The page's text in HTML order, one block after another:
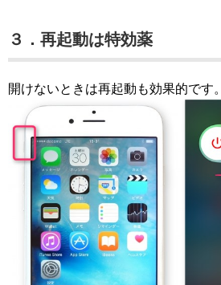
３．再起動は特効薬
開けないときは再起動も効果的です。